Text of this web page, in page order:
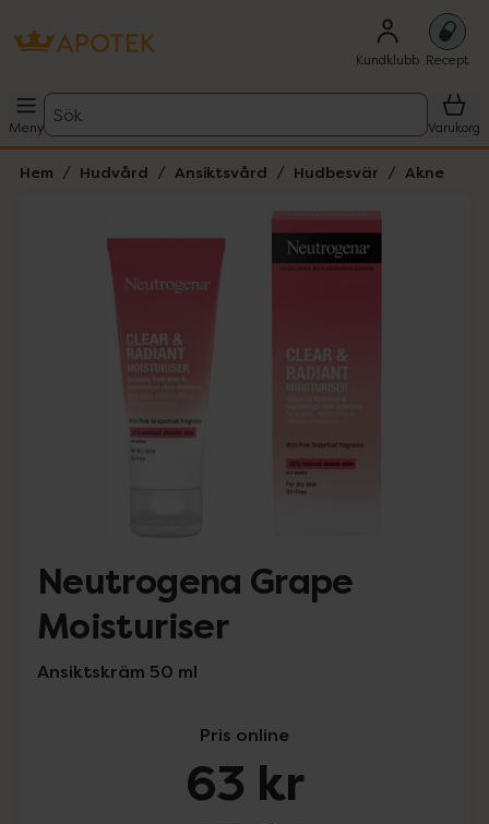
Kundklubb Recept
Meny
Sök
Varukorg
Hem Hudvård Ansiktsvård Hudbesvär Akne
Lista: . Innehåller 1 objekt.
Neutrogena Grape
Moisturiser
Ansiktskräm 50 ml
Pris online
63 kr